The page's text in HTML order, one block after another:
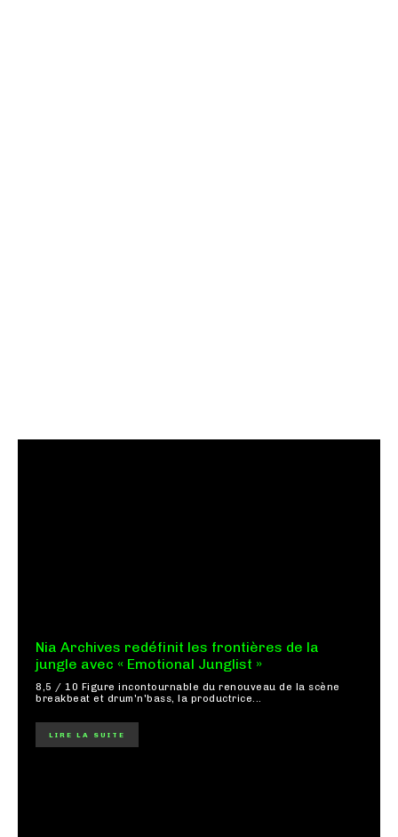
Nia Archives redéfinit les frontières de la
jungle avec « Emotional Junglist »
8,5 / 10 Figure incontournable du renouveau de la scène
breakbeat et drum'n'bass, la productrice...
LIRE LA SUITE